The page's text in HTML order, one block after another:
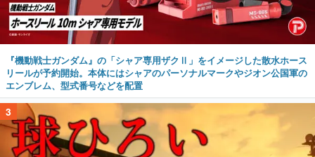
『機動戦士ガンダム』の「シャア専用ザクⅡ」をイメージした散水ホース
リールが予約開始。本体にはシャアのパーソナルマークやジオン公国軍の
エンブレム、型式番号などを配置
3